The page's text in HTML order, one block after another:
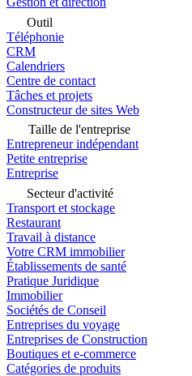
Outil
Téléphonie
CRM
Calendriers
Centre de contact
Tâches et projets
Constructeur de sites Web
Taille de l'entreprise
Entrepreneur indépendant
Petite entreprise
Entreprise
Secteur d'activité
Transport et stockage
Restaurant
Travail à distance
Votre CRM immobilier
Établissements de santé
Pratique Juridique
Immobilier
Sociétés de Conseil
Entreprises du voyage
Entreprises de Construction
Boutiques et e-commerce
Catégories de produits